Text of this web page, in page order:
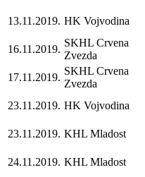
13.11.2019. HK Vojvodina
16.11.2019.
SKHL Crvena
Zvezda
17.11.2019.
SKHL Crvena
Zvezda
23.11.2019. HK Vojvodina
23.11.2019. KHL Mladost
24.11.2019. KHL Mladost